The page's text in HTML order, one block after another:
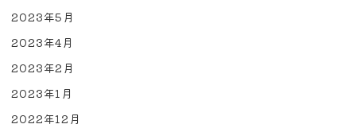
2023年5月
2023年4月
2023年2月
2023年1月
2022年12月